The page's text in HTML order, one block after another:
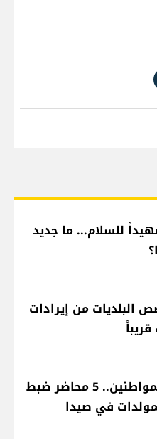
للسلام... ما جديد
البلديات من إيرادات
بعد شكاوى المواطنين.. 5 محاضر ضبط
في صيدا